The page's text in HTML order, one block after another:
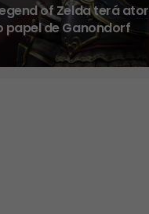
of Zelda terá ator
papel de Ganondorf